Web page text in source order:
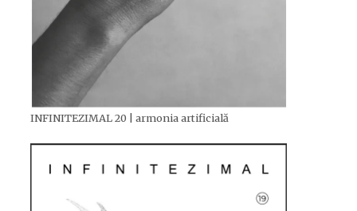
INFINITEZIMAL 20 | armonia artificială